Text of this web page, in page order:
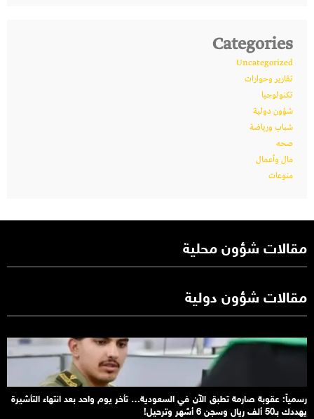
Categories
Uncategorized
تقارير وحوارات
تكنولوجيا
شؤون دولية
شباب ورياضة
صحه
مال وأعمال
منوعات
مقالات شؤون محلية
مقالات شؤون دولية
رسمياً: عقوبة صارمة تطبق الآن في السعودية… تأخر يوم واحد بعد انتهاء التأشيرة
يهددك بـ50 ألف ريال وسجن 6 أشهر وترحيل!